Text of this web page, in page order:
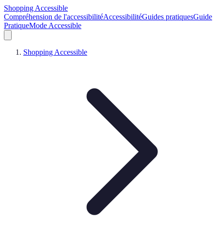
Shopping Accessible
Compréhension de l'accessibilitéAccessibilitéGuides pratiquesGuide
PratiqueMode Accessible
Shopping Accessible